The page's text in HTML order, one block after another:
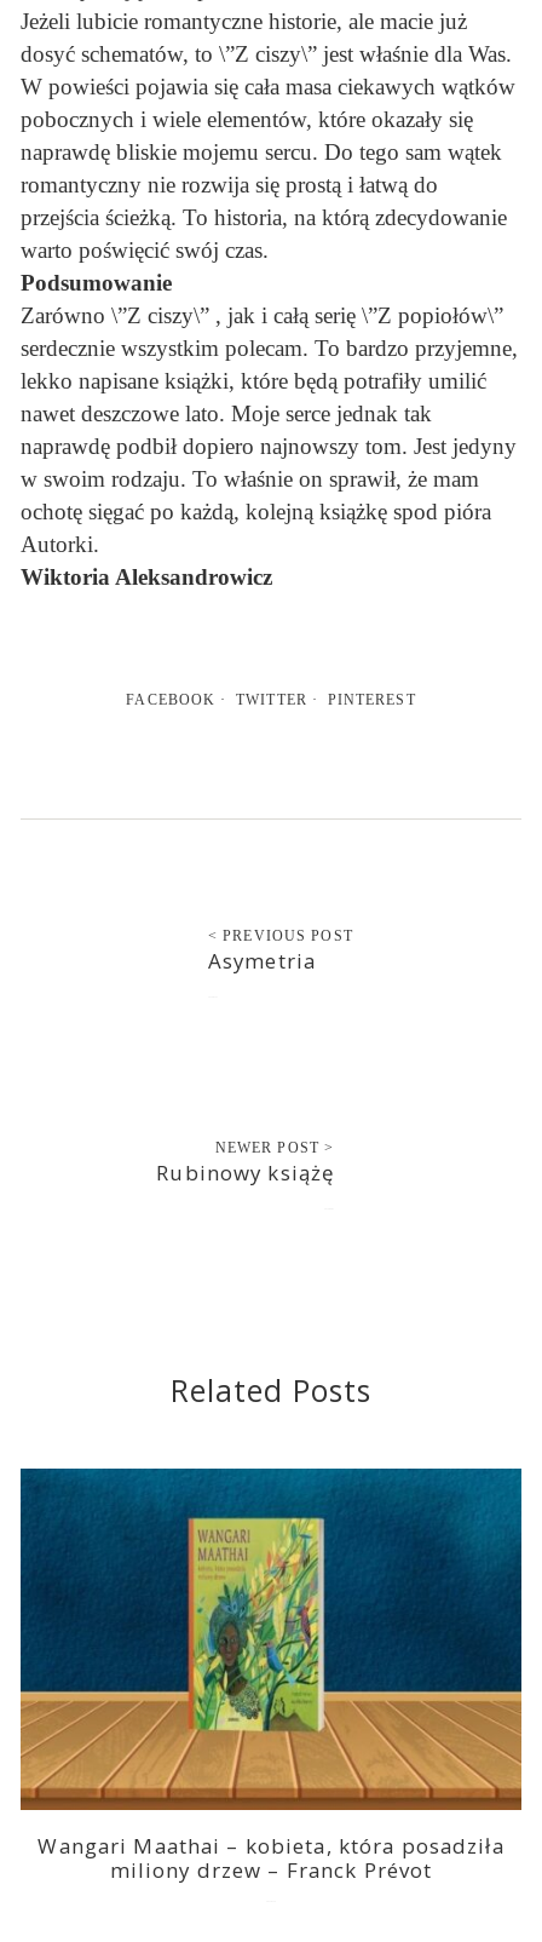
Jeżeli lubicie romantyczne historie, ale macie już
dosyć schematów, to \”Z ciszy\” jest właśnie dla Was.
W powieści pojawia się cała masa ciekawych wątków
pobocznych i wiele elementów, które okazały się
naprawdę bliskie mojemu sercu. Do tego sam wątek
romantyczny nie rozwija się prostą i łatwą do
przejścia ścieżką. To historia, na którą zdecydowanie
warto poświęcić swój czas.
Podsumowanie
Zarówno \”Z ciszy\” , jak i całą serię \”Z popiołów\”
serdecznie wszystkim polecam. To bardzo przyjemne,
lekko napisane książki, które będą potrafiły umilić
nawet deszczowe lato. Moje serce jednak tak
naprawdę podbił dopiero najnowszy tom. Jest jedyny
w swoim rodzaju. To właśnie on sprawił, że mam
ochotę sięgać po każdą, kolejną książkę spod pióra
Autorki.
Wiktoria Aleksandrowicz
FACEBOOK TWITTER PINTEREST
< PREVIOUS POST
Asymetria
NEWER POST >
Rubinowy książę
Related Posts
Wangari Maathai – kobieta, która posadziła
miliony drzew – Franck Prévot